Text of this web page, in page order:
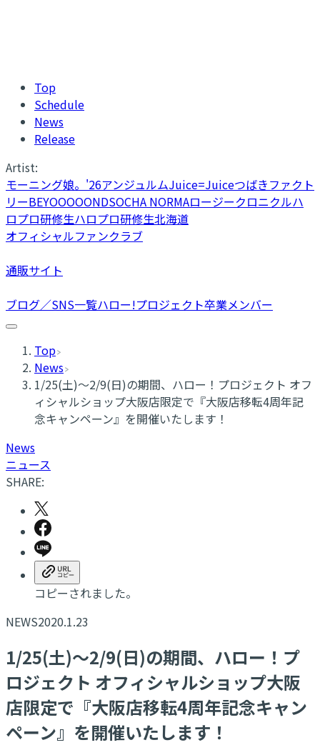
Top
Schedule
News
Release
Artist:
モーニング娘。'26アンジュルムJuice=Juiceつばきファクト
リーBEYOOOOONDSOCHA NORMAロージークロニクルハ
ロプロ研修生ハロプロ研修生北海道
オフィシャルファンクラブ
通販サイト
ブログ／SNS一覧ハロー!プロジェクト卒業メンバー
Top
News
1/25(土)～2/9(日)の期間、ハロー！プロジェクト オフ
ィシャルショップ大阪店限定で『大阪店移転4周年記
念キャンペーン』を開催いたします！
News
ニュース
SHARE:
コピーされました。
NEWS2020.1.23
1/25(土)～2/9(日)の期間、ハロー！プ
ロジェクト オフィシャルショップ大阪
店限定で『大阪店移転4周年記念キャン
ペーン』を開催いたします！